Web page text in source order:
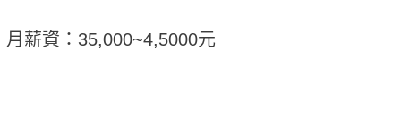
月薪資：35,000~4,5000元